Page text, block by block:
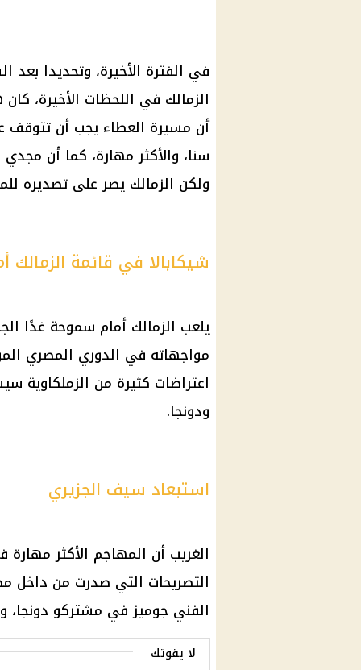
في الفترة الأخيرة، وتحديدا
الزمالك في اللحظات الأخيرة،
أن مسيرة العطاء يجب أن تتوقف
سنا، والأكثر مهارة، كما أن مجدي
ولكن الزمالك يصر على تصديره
شيكابالا في قائمة
يلعب الزمالك أمام سموحة غدًا
مواجهاته في الدوري المصري
اعتراضات كثيرة من الزملكاوية
ودونجا.
استبعاد سيف الجزيري
الغريب أن المهاجم الأكثر
التصريحات التي صدرت من داخل
الفني جوميز في مشتركو
لا يفوتك